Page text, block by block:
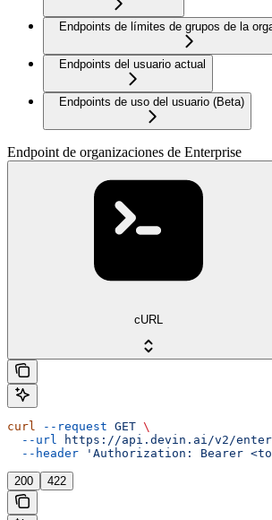
Endpoints de límites de grupos de la
Endpoints del usuario actual
Endpoints de uso del usuario (Beta)
Endpoint de organizaciones de Enterprise
cURL
curl --request GET \
  --url
https://api.devin.ai/v2/
  --header
'Authorization: Bearer
200 422